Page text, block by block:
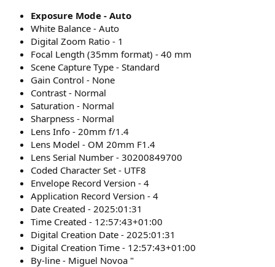
Exposure Mode - Auto
White Balance - Auto
Digital Zoom Ratio - 1
Focal Length (35mm format) - 40 mm
Scene Capture Type - Standard
Gain Control - None
Contrast - Normal
Saturation - Normal
Sharpness - Normal
Lens Info - 20mm f/1.4
Lens Model - OM 20mm F1.4
Lens Serial Number - 30200849700
Coded Character Set - UTF8
Envelope Record Version - 4
Application Record Version - 4
Date Created - 2025:01:31
Time Created - 12:57:43+01:00
Digital Creation Date - 2025:01:31
Digital Creation Time - 12:57:43+01:00
By-line - Miguel Novoa "